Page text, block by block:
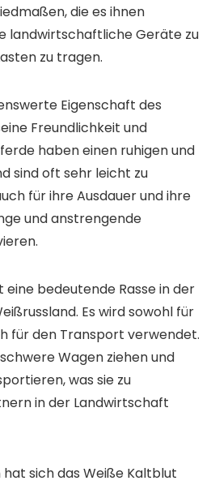
die es ihnen
landwirtschaftliche Geräte zu
zu tragen.
Eigenschaft des
Freundlichkeit und
haben einen ruhigen und
sind oft sehr leicht zu
für ihre Ausdauer und ihre
und anstrengende
eine bedeutende Rasse in der
Es wird sowohl für
für den Transport verwendet.
Wagen ziehen und
was sie zu
in der Landwirtschaft
sich das Weiße Kaltblut